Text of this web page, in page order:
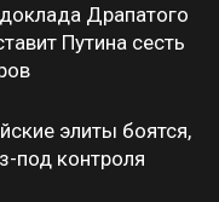
Драпатого
Путина сесть
элиты боятся,
под контроля